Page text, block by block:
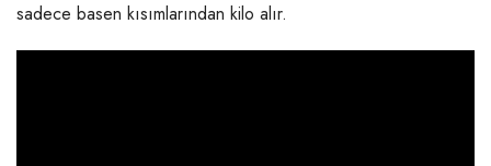
sadece basen kısımlarından kilo alır.